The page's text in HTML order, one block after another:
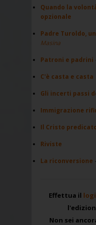
Quando la
opzionale
Padre Turoldo,
Masina
Patroni e padrini
C'è casta e casta
Gli incerti passi
Immigrazione
Il Cristo
Riviste
La riconversione
Effettua il
Non sei